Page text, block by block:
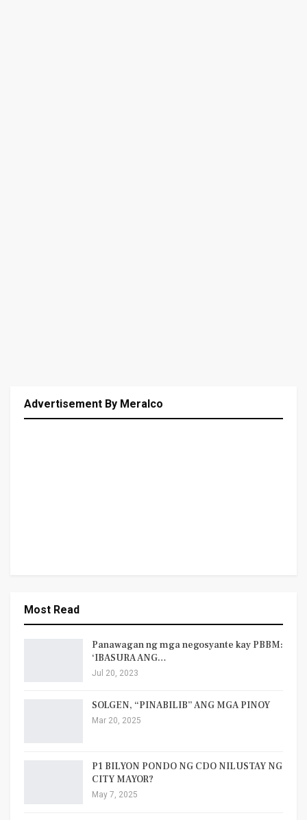
Advertisement By Meralco
Most Read
Panawagan ng mga negosyante kay PBBM:
‘IBASURA ANG…
Jul 20, 2023
SOLGEN, “PINABILIB” ANG MGA PINOY
Mar 20, 2025
P1 BILYON PONDO NG CDO NILUSTAY NG
CITY MAYOR?
May 7, 2025